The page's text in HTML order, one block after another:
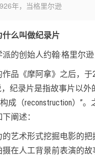
年，当格里尔逊
么叫做纪录片
的创始人约翰·格里尔
品《摩阿拿》之后，
，纪录片是指故事片以
成（reconstruction）
阐述：
艺术形式挖掘电影的
在人工背景前表演的